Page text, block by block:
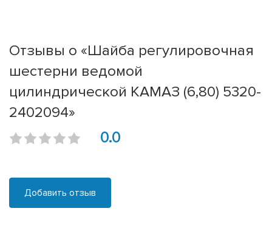
Отзывы о «Шайба регулировочная
шестерни ведомой
цилиндрической КАМАЗ (6,80) 5320-
2402094»
0.0
Добавить отзыв